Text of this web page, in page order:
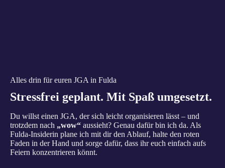
Alles drin für euren JGA in Fulda
Stressfrei geplant. Mit Spaß umgesetzt.
Du willst einen JGA, der sich leicht organisieren lässt – und
trotzdem nach „wow“ aussieht? Genau dafür bin ich da. Als
Fulda-Insiderin plane ich mit dir den Ablauf, halte den roten
Faden in der Hand und sorge dafür, dass ihr euch einfach aufs
Feiern konzentrieren könnt.